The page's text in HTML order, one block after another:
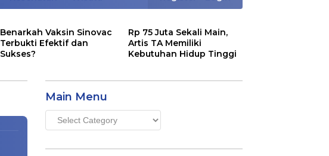
Benarkah Vaksin Sinovac
Terbukti Efektif dan
Sukses?
Rp 75 Juta Sekali Main,
Artis TA Memiliki
Kebutuhan Hidup Tinggi
Main Menu
Main
Menu